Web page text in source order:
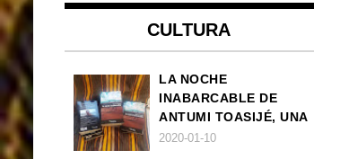
CULTURA
LA NOCHE
INABARCABLE DE
ANTUMI TOASIJÉ, UNA
NOVELA
2020-01-10